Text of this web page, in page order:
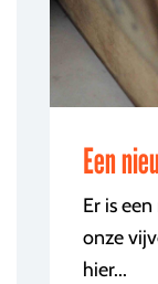
Een
Er is
onze
hier...